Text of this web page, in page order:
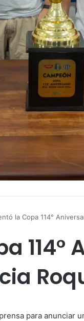
la Copa 114°
para anunciar